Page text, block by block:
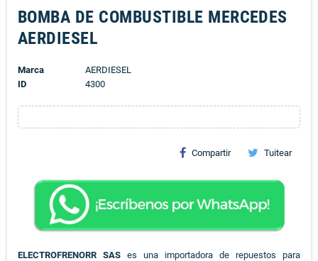
BOMBA DE COMBUSTIBLE MERCEDES
AERDIESEL
Marca
AERDIESEL
ID
4300
Compartir Tuitear
ELECTROFRENORR SAS es una importadora de repuestos para